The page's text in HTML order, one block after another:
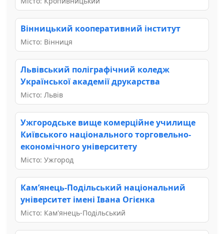
Вінницький кооперативний інститут
Місто: Вінниця
Львівський поліграфічний коледж
Української академії друкарства
Місто: Львів
Ужгородське вище комерційне училище
Київського національного торговельно-
економічного університету
Місто: Ужгород
Кам’янець-Подільський національний
університет імені Івана Огієнка
Місто: Кам'янець-Подільський